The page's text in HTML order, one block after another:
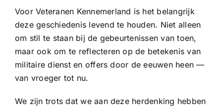
Voor Veteranen Kennemerland is het belangrijk
deze geschiedenis levend te houden. Niet alleen
om stil te staan bij de gebeurtenissen van toen,
maar ook om te reflecteren op de betekenis van
militaire dienst en offers door de eeuwen heen —
van vroeger tot nu.
We zijn trots dat we aan deze herdenking hebben